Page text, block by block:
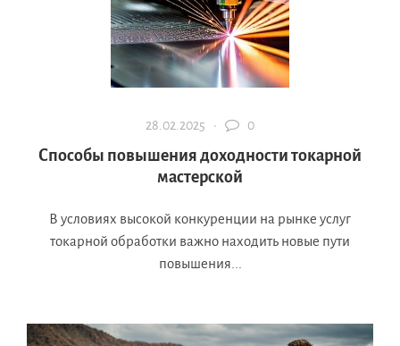
28.02.2025 · 0
Способы повышения доходности токарной
мастерской
В условиях высокой конкуренции на рынке услуг
токарной обработки важно находить новые пути
повышения...